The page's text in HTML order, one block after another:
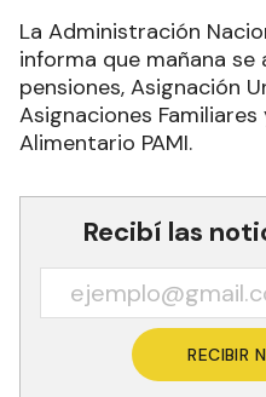
La Administración
informa que mañana se
pensiones, Asignación
Asignaciones
Alimentario PAMI.
Recibí las
RECIBIR